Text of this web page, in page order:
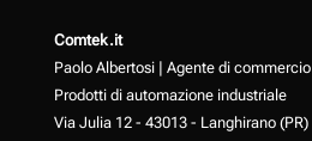
Comtek.it
Paolo Albertosi | Agente di commercio
Prodotti di automazione industriale
Via Julia 12 - 43013 - Langhirano (PR)